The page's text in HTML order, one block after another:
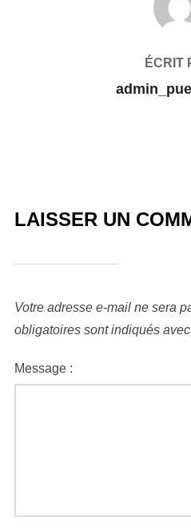
ÉCRIT
LAISSER UN
Votre adresse e-mail ne sera
obligatoires sont indiqués avec
Message :